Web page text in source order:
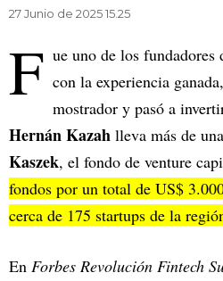
27 Junio de 2025 15.25
F ue uno de los
con la experiencia
mostrador y pasó a
Hernán Kazah lleva más de
Kaszek, el fondo de venture
fondos por un total de US$
cerca de 175 startups de la
En Forbes Revolución Fintech